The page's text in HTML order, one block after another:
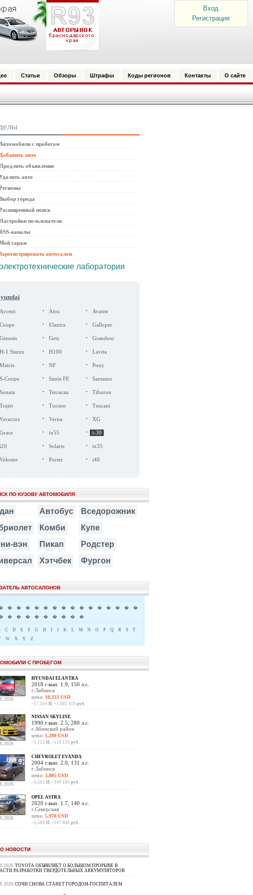
Вход
Регистрация
Статьи Обзоры Штрафы Коды регионов Контакты О сайте
Автомобили с пробегом
Добавить авто
объявление
авто
города
поиск
пользователя
каналы
гараж
автосалон
электротехнические лаборатории
Accent · Atos · Avante
Coupe · Elantra · Galloper
Genesis · Getz · Grandeur
H-1 Starex · H100 · Lavita
Matrix · NF · Pony
S-Coupe · Santa FE · Santamo
Sonata · Terracan · Tiburon
Trajet · Tucson · Tuscani
Veracruz · Verna · XG
Grace · ix55 · i-30
i20 · Solaris · ix35
Veloster · Porter · i40
ПО КУЗОВУ АВТОМОБИЛЯ
Автобус
Вседорожник
Комби
Купе
вэн
Пикап
Родстер
Хэтчбек Фургон
АВТОСАЛОНОВ
� � � � � � � � � � � � � �
�
� � � � � � � � �
C D E F G H I J K L M N O P Q R S
T
W X Y Z
С ПРОБЕГОМ
HYUNDAI ELANTRA
2018 г.вып. 1.9, 150 л.с.
г.Лабинск
цена: 18,333 USD
~17,164 И, ~1 682 419 руб.
NISSAN SKYLINE
1990 г.вып. 2.5, 280 л.с.
г.Абинский район
цена: 1,200 USD
~1,123 И, ~110 124 руб.
CHEVROLET EVANDA
2004 г.вып. 2.0, 131 л.с.
г.Лабинск
цена: 3,805 USD
~3,562 И, ~349 184 руб.
OPEL ASTRA
2020 г.вып. 1.7, 140 л.с.
г.Северская
цена: 5,970 USD
~5,589 И, ~547 866 руб.
НОВОСТИ
TOYOTA ОБЪЯВЛЯЕТ О БОЛЬШОМ ПРОРЫВЕ В
РАЗРАБОТКИ ТВЕРДОТЕЛЬНЫХ АККУМУЛЯТОРОВ
СОЧИ СНОВА СТАНЕТ ГОРОДОМ-ГОСПИТАЛЕМ